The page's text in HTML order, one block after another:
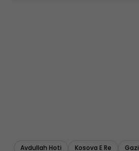
Avdullah Hoti Kosova E Re Gazi